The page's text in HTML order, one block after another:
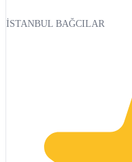
İSTANBUL BAĞCILAR